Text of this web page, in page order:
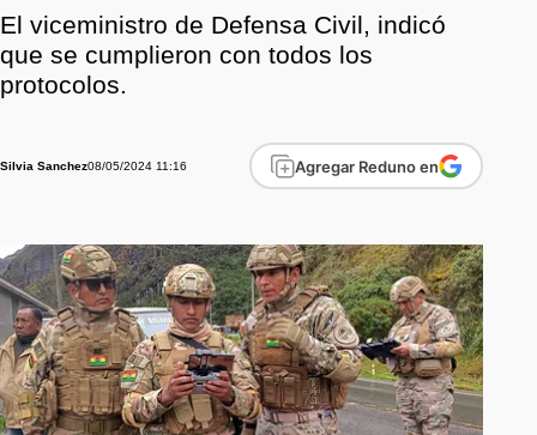
El viceministro de Defensa Civil, indicó
que se cumplieron con todos los
protocolos.
Silvia Sanchez08/05/2024 11:16 Agregar Reduno en